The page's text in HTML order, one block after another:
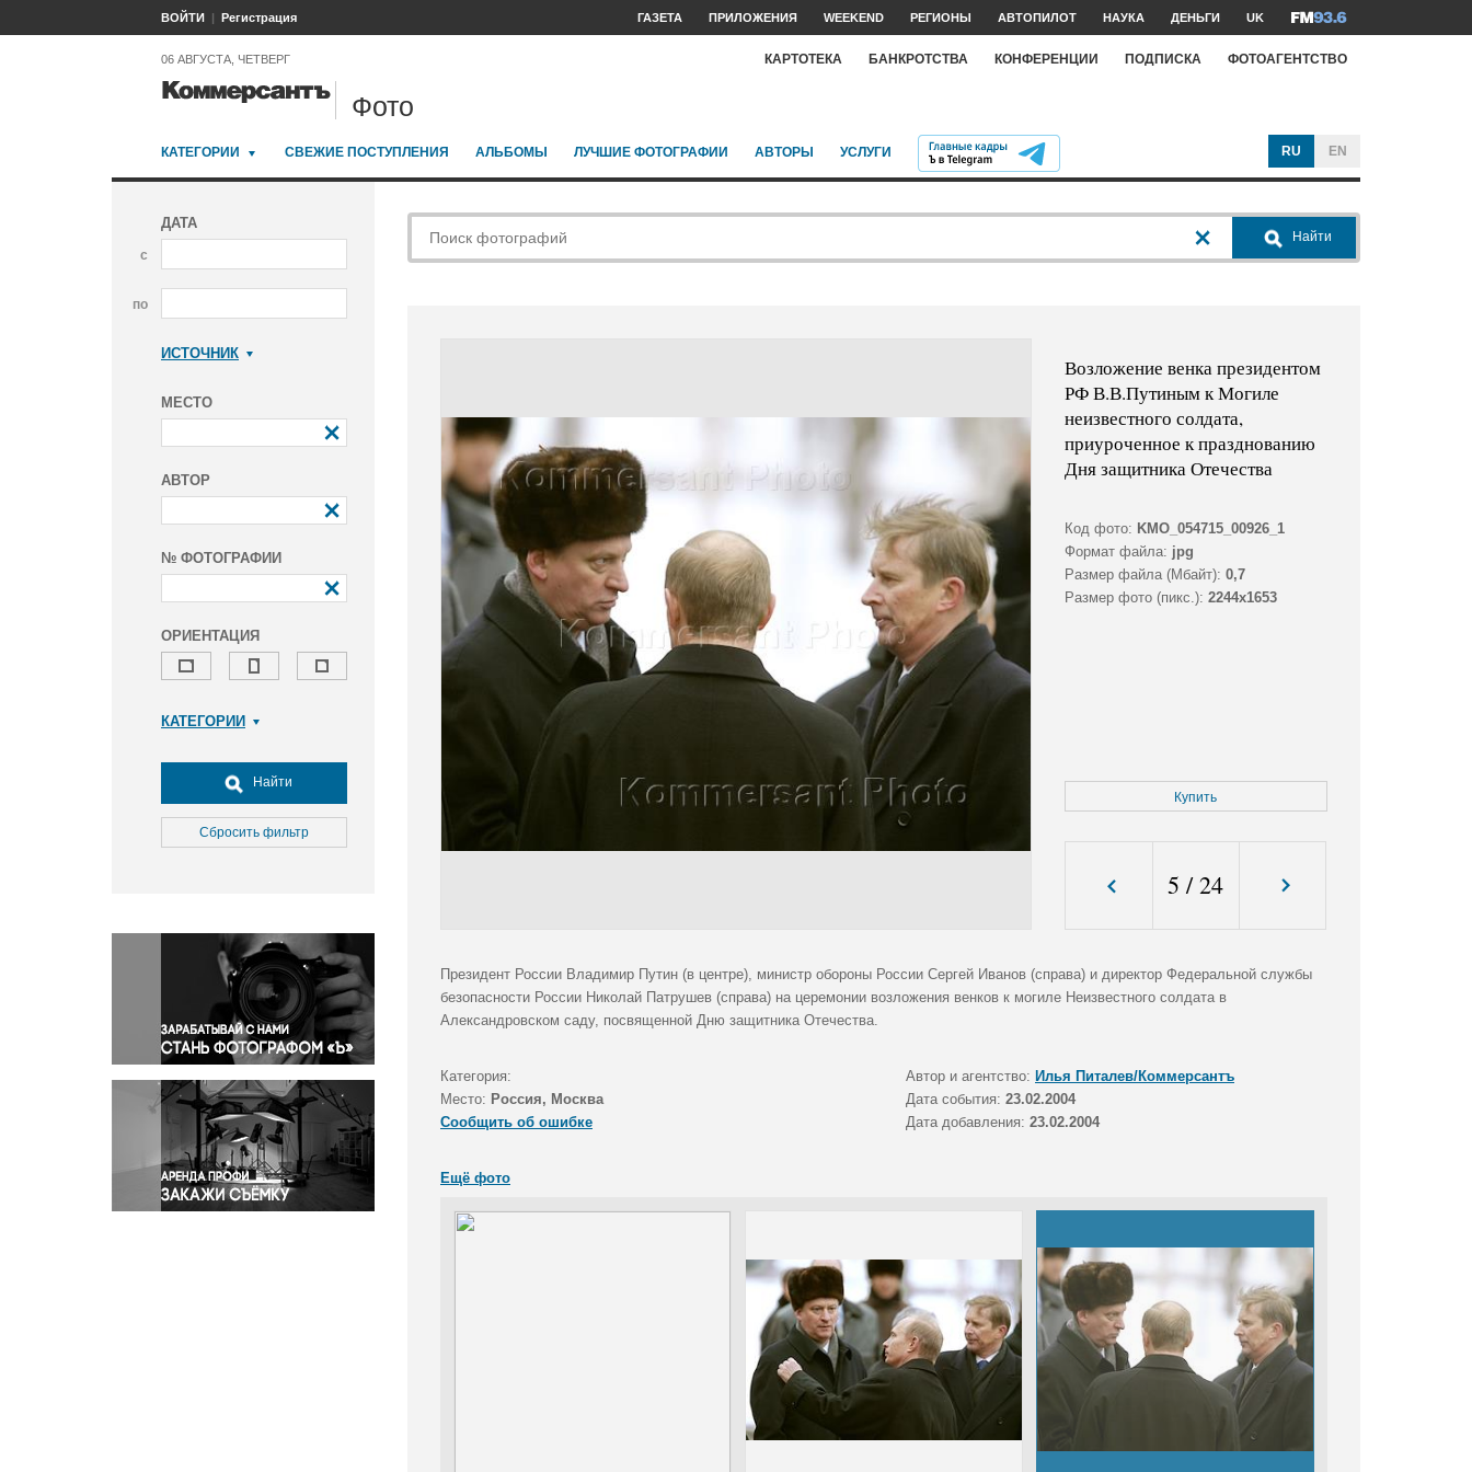
ВОЙТИ Регистрация ГАЗЕТА ПРИЛОЖЕНИЯ WEEKEND РЕГИОНЫ АВТОПИЛОТ НАУКА ДЕНЬГИ UK
06 АВГУСТА, ЧЕТВЕРГ КАРТОТЕКА БАНКРОТСТВА КОНФЕРЕНЦИИ ПОДПИСКА ФОТОАГЕНТСТВО
Фото
КАТЕГОРИИ СВЕЖИЕ ПОСТУПЛЕНИЯ АЛЬБОМЫ ЛУЧШИЕ ФОТОГРАФИИ АВТОРЫ УСЛУГИ RU EN
ДАТА
с
по
ИСТОЧНИК
МЕСТО
АВТОР
№ ФОТОГРАФИИ
ОРИЕНТАЦИЯ
КАТЕГОРИИ
Досуг, туризм и отдых
Культура
Медицина
Окружающая среда
Политика
Правосудие
Происшествия и конфликты
Религия
Светская жизнь
Спорт
Экология
Экономика и бизнес
Найти
Сбросить фильтр
Найти
Возложение венка президентом
РФ В.В.Путиным к Могиле
неизвестного солдата,
приуроченное к празднованию
Дня защитника Отечества
Код фото: KMO_054715_00926_1
Формат файла: jpg
Размер файла (Мбайт): 0,7
Размер фото (пикс.): 2244x1653
Купить
5 /24
Президент России Владимир Путин (в центре), министр обороны России Сергей Иванов (справа) и директор Федеральной службы
безопасности России Николай Патрушев (справа) на церемонии возложения венков к могиле Неизвестного солдата в
Александровском саду, посвященной Дню защитника Отечества.
Категория: Автор и агентство: Илья Питалев/Коммерсантъ
Место: Россия, Москва Дата события: 23.02.2004
Сообщить об ошибке
Дата добавления: 23.02.2004
Ещё фото